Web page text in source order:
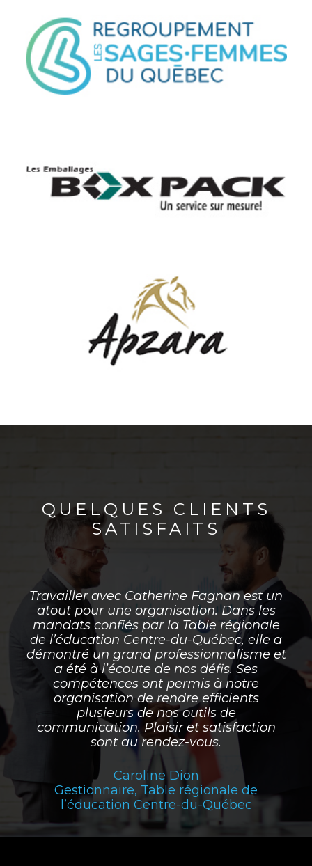
QUELQUES CLIENTS
SATISFAITS
Travailler avec Catherine Fagnan est un
atout pour une organisation. Dans les
mandats confiés par la Table régionale
de l’éducation Centre-du-Québec, elle a
démontré un grand professionnalisme et
a été à l’écoute de nos défis. Ses
compétences ont permis à notre
organisation de rendre efficients
plusieurs de nos outils de
communication. Plaisir et satisfaction
sont au rendez-vous.
Caroline Dion
Gestionnaire, Table régionale de
l’éducation Centre-du-Québec